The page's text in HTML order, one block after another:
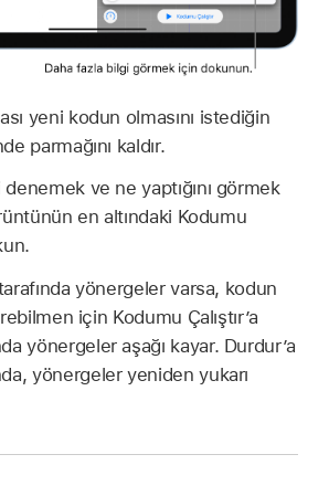
yeni kodun olmasını istediğin
parmağını kaldır.
ve ne yaptığını görmek
en altındaki Kodumu
yönergeler varsa, kodun
için Kodumu Çalıştır’a
yönergeler aşağı kayar. Durdur’a
yönergeler yeniden yukarı